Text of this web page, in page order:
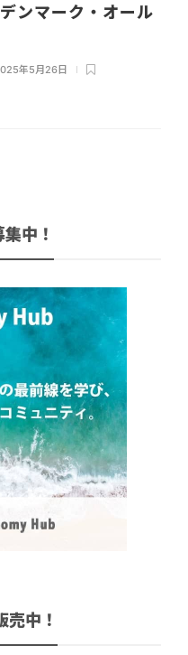
ンマーク・オール
年5月26日
中！
売中！